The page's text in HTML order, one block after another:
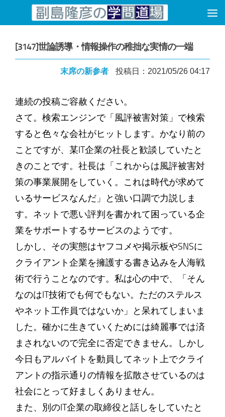
コンテンツへスキップ
[3147]世論誘導・情報操作の稚拙な実情の一端
末席の新参者 投稿日：2021/05/26 04:17
連続の投稿ご容赦ください。
さて。検索エンジンで「風評被害対策」で検索
すると色々な会社がヒットします。かなり前の
ことですが、某IT企業の社長と歓談していたと
きのことです。社長は「これからは風評被害対
策の事業展開をしていく。これは時代が求めて
いるサービスなんだ」と強い口調で力説しま
す。ネットで悪い評判を書かれて困っている企
業をサポートするサービスのようです。
しかし、その実態はヤフコメや掲示板やSNSに
クライアント企業を擁護する書き込みを人海戦
術で行うことなのです。私は心の中で、「そん
なのはIT技術でも何でもない。ただのステルス
やネット工作員ではないか」と呆れてしまいま
した。確かに生きていくためには綺麗事では済
まされないので完全に否定できません。しかし
今日もアルバイトを動員してネット上でクライ
アントの指示通りの情報を拡散させているのは
社会にとって好ましくありません。
また、別のIT企業の取締役と話しをしていたと